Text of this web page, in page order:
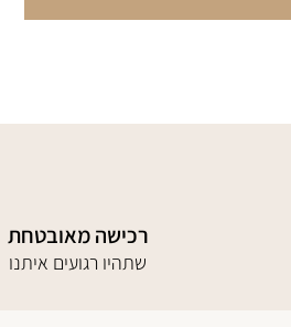
רכישה מאובטחת
שתהיו רגועים איתנו